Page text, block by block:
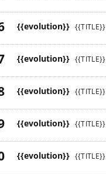
{{evolution}} {{TITLE}}
{{evolution}} {{TITLE}}
{{evolution}} {{TITLE}}
{{evolution}} {{TITLE}}
{{evolution}} {{TITLE}}